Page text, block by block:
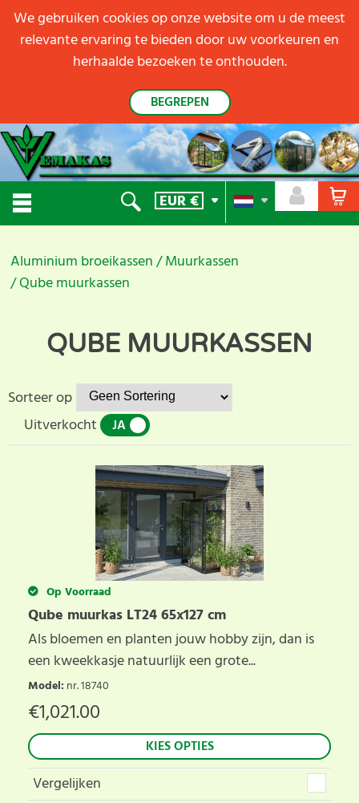
EUR€
Aluminium broeikassen Muurkassen
Qube muurkassen
QUBE MUURKASSEN
Sorteer op
Uitverkocht
JA
Op Voorraad
Qube muurkas LT24 65x127 cm
Als bloemen en planten jouw hobby zijn, dan is
een kweekkasje natuurlijk een grote...
Model: nr. 18740
€1,021.00
KIES OPTIES
Vergelijken
We gebruiken cookies op onze website om u de meest
relevante ervaring te bieden door uw voorkeuren en
herhaalde bezoeken te onthouden.
BEGREPEN